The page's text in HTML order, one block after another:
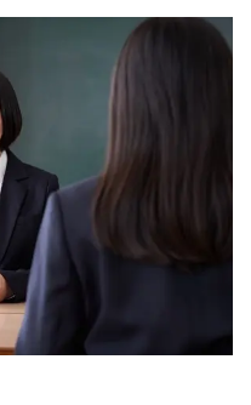
い合わせ
7663
い合わせ